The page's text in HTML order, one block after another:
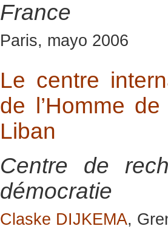
France
Paris, mayo 2006
Le centre
de l’Homme
Liban
Centre de
démocratie
Claske DIJKEMA,